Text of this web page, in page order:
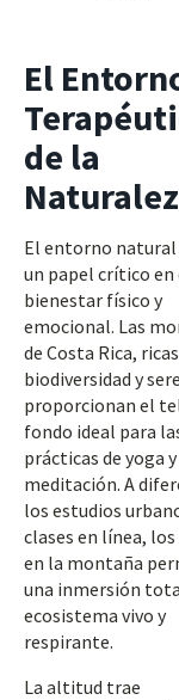
El
de la
El entorno natural
un papel crítico en
bienestar físico y
emocional. Las
de Costa Rica,
biodiversidad y
proporcionan el
fondo ideal para
prácticas de yoga y
meditación. A
los estudios
clases en línea,
en la montaña
una inmersión
ecosistema vivo y
respirante.
La altitud trae